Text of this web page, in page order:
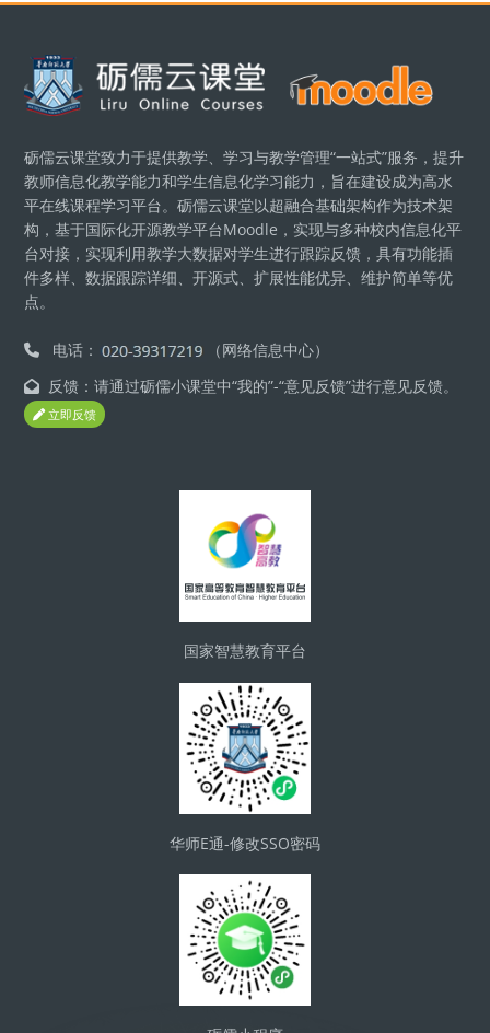
版块
砺儒云课堂致力于提供教学、学习与教学管理“一站式”服务，提升
教师信息化教学能力和学生信息化学习能力，旨在建设成为高水
平在线课程学习平台。砺儒云课堂以超融合基础架构作为技术架
构，基于国际化开源教学平台Moodle，实现与多种校内信息化平
台对接，实现利用教学大数据对学生进行跟踪反馈，具有功能插
件多样、数据跟踪详细、开源式、扩展性能优异、维护简单等优
点。
电话：
（网络信息中心）
反馈：请通过砺儒小课堂中“我的”-“意见反馈”进行意见反馈。
立即反馈
国家智慧教育平台
华师E通-修改SSO密码